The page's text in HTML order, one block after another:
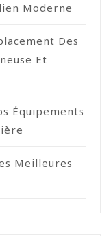
Moderne
Des
Et
Équipements
Meilleures